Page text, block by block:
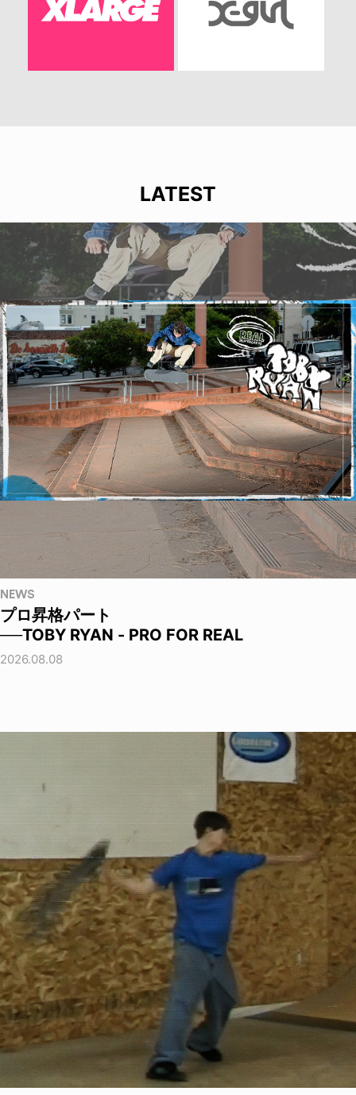
LATEST
NEWS
プロ昇格パート
──TOBY RYAN - PRO FOR REAL
2026.08.08